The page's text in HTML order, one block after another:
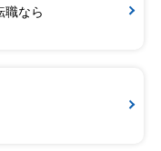
職なら